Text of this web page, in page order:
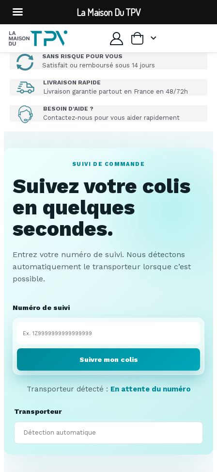
SANS RISQUE POUR VOUS
Satisfait ou remboursé sous 14 jours
LIVRAISON RAPIDE
Livraison garantie partout en France en 48/72h
BESOIN D’AIDE ?
Contactez-nous pour vous aider rapidement
SUIVI DE COMMANDE
Suivez votre colis
en quelques
secondes.
Entrez votre numéro de suivi. Nous détectons
automatiquement le transporteur lorsque c’est
possible.
Numéro de suivi
Suivre mon colis
Transporteur détecté : En attente du numéro
Transporteur
La Maison Du TPV